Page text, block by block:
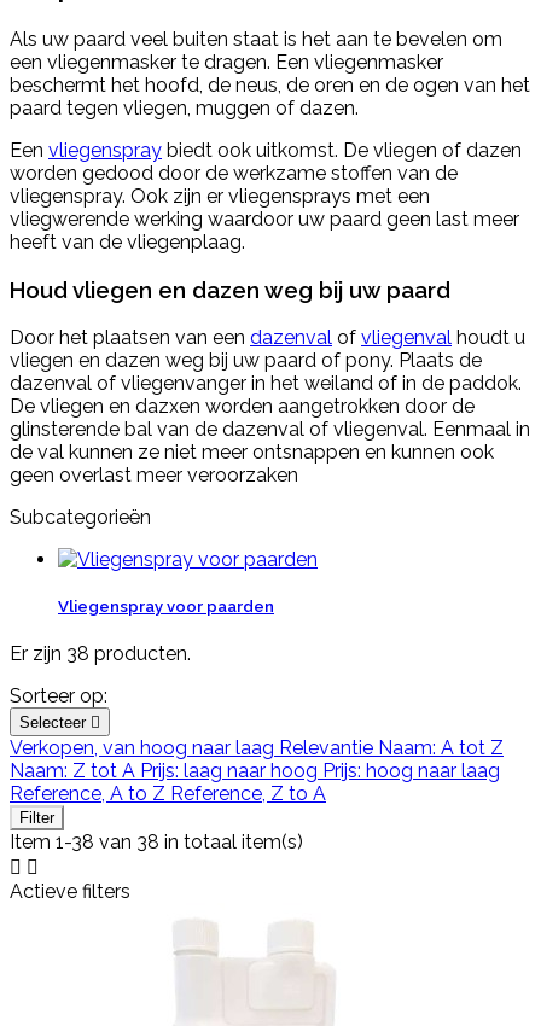
Als uw paard veel buiten staat is het aan te bevelen om
een vliegenmasker te dragen. Een vliegenmasker
beschermt het hoofd, de neus, de oren en de ogen van het
paard tegen vliegen, muggen of dazen.
Een vliegenspray biedt ook uitkomst. De vliegen of dazen
worden gedood door de werkzame stoffen van de
vliegenspray. Ook zijn er vliegensprays met een
vliegwerende werking waardoor uw paard geen last meer
heeft van de vliegenplaag.
Houd vliegen en dazen weg bij uw paard
Door het plaatsen van een dazenval of vliegenval houdt u
vliegen en dazen weg bij uw paard of pony. Plaats de
dazenval of vliegenvanger in het weiland of in de paddok.
De vliegen en dazxen worden aangetrokken door de
glinsterende bal van de dazenval of vliegenval. Eenmaal in
de val kunnen ze niet meer ontsnappen en kunnen ook
geen overlast meer veroorzaken
Subcategorieën
Vliegenspray voor paarden
Er zijn 38 producten.
Sorteer op:
Selecteer 
Verkopen, van hoog naar laag Relevantie Naam: A tot Z
Naam: Z tot A Prijs: laag naar hoog Prijs: hoog naar laag
Reference, A to Z Reference, Z to A
Filter
Item 1-38 van 38 in totaal item(s)
 
Actieve filters